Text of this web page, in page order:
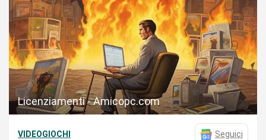
Licenziamenti - Amicopc.com
VIDEOGIOCHI Seguici